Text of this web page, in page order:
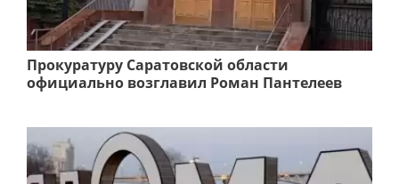
Прокуратуру Саратовской области
официально возглавил Роман Пантелеев